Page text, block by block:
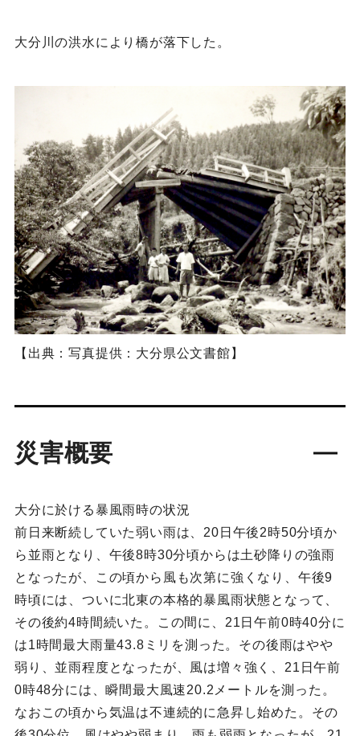
大分川の洪水により橋が落下した。
【出典：写真提供：大分県公文書館】
災害概要
大分に於ける暴風雨時の状況
前日来断続していた弱い雨は、20日午後2時50分頃か
ら並雨となり、午後8時30分頃からは土砂降りの強雨
となったが、この頃から風も次第に強くなり、午後9
時頃には、ついに北東の本格的暴風雨状態となって、
その後約4時間続いた。この間に、21日午前0時40分に
は1時間最大雨量43.8ミリを測った。その後雨はやや
弱り、並雨程度となったが、風は増々強く、21日午前
0時48分には、瞬間最大風速20.2メートルを測った。
なおこの頃から気温は不連続的に急昇し始めた。その